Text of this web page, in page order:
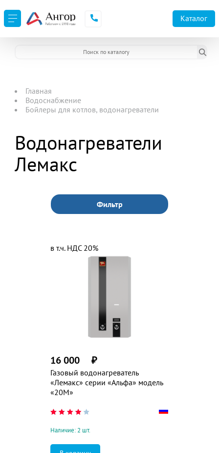
Каталог
Главная
Водоснабжение
Бойлеры для котлов, водонагреватели
Водонагреватели
Лемакс
Фильтр
Газовый водонагреватель
«Лемакс» серии «Альфа» модель
«20М»
16 000 ₽
в т.ч. НДС 20%
Наличие: 2 шт.